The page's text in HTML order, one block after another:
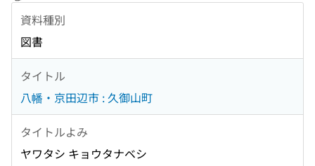
資料種別
図書
タイトル
八幡・京田辺市 : 久御山町
タイトルよみ
ヤワタシ キョウタナベシ